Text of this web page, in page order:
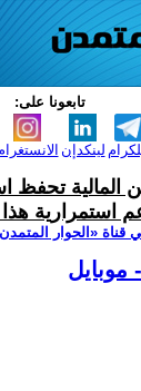
تابعونا على:
لينكدإن
المالية تحفظ
استمرارية هذا
قناة ‫«الحوار
موبايل